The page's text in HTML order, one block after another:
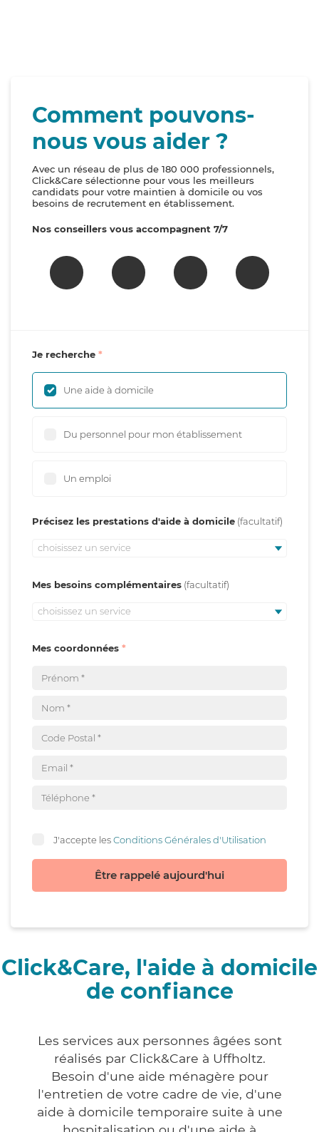
Comment pouvons-
nous vous aider ?
Avec un réseau de plus de 180 000 professionnels,
Click&Care sélectionne pour vous les meilleurs
candidats pour votre maintien à domicile ou vos
besoins de recrutement en établissement.
Nos conseillers vous accompagnent 7/7
Je recherche
Une aide à domicile
Du personnel pour mon établissement
Un emploi
Précisez les prestations d'aide à domicile
choisissez un service
Mes besoins complémentaires
choisissez un service
Mes coordonnées
J'accepte lesConditions Générales d'Utilisation
Être rappelé aujourd'hui
Click&Care, l'aide à domicile
de confiance
Les services aux personnes âgées sont
réalisés par Click&Care à Uffholtz.
Besoin d'une aide ménagère pour
l'entretien de votre cadre de vie, d'une
aide à domicile temporaire suite à une